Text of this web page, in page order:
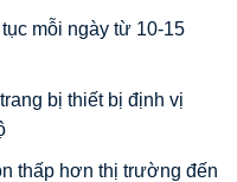
mỗi ngày từ 10-15
bị thiết bị định vị
thấp hơn thị trường đến